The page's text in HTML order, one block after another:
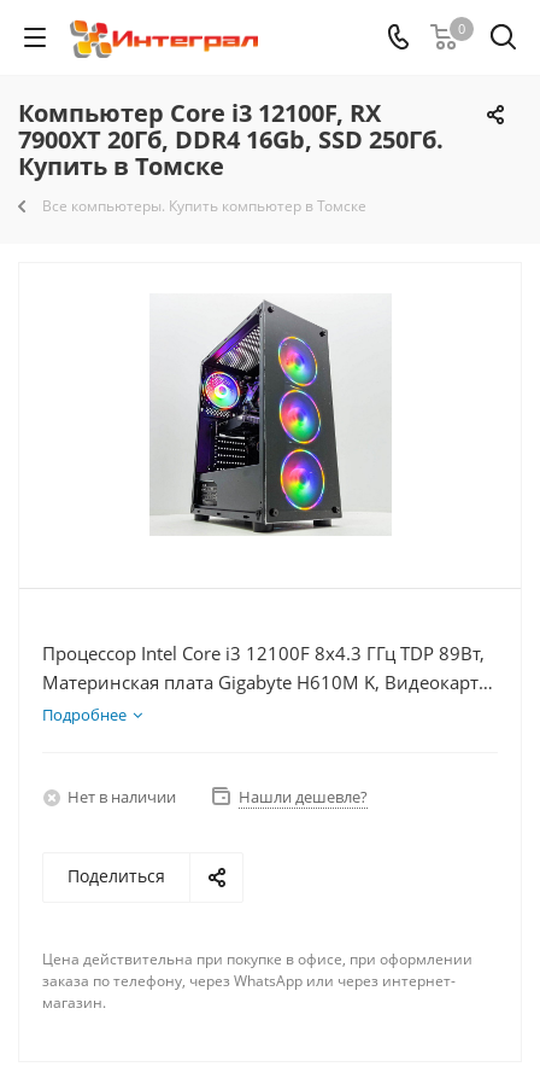
0
Компьютер Core i3 12100F, RX
7900XT 20Гб, DDR4 16Gb, SSD 250Гб.
Купить в Томске
Все компьютеры. Купить компьютер в Томске
Процессор Intel Core i3 12100F 8x4.3 ГГц TDP 89Вт,
Материнская плата Gigabyte H610M K, Видеокарта
RX 7900XT 20Гб, Память DDR4 16Gb, Диски
Подробнее
Нет в наличии Нашли дешевле?
Поделиться
Цена действительна при покупке в офисе, при оформлении
заказа по телефону, через WhatsApp или через интернет-
магазин.